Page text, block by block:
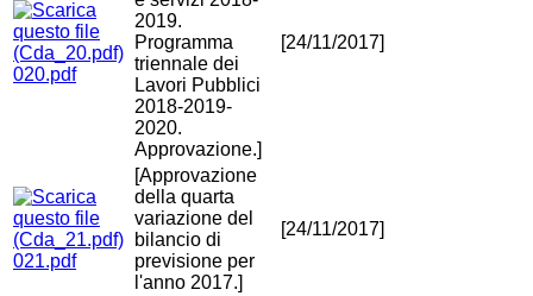
020.pdf
2019.
Programma
triennale dei
Lavori Pubblici
2018-2019-
2020.
Approvazione.]
[24/11/2017]
021.pdf
[Approvazione
della quarta
variazione del
bilancio di
previsione per
l'anno 2017.]
[24/11/2017]